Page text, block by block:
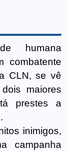
humana
combatente
CLN, se vê
maiores
prestes a
inimigos,
campanha